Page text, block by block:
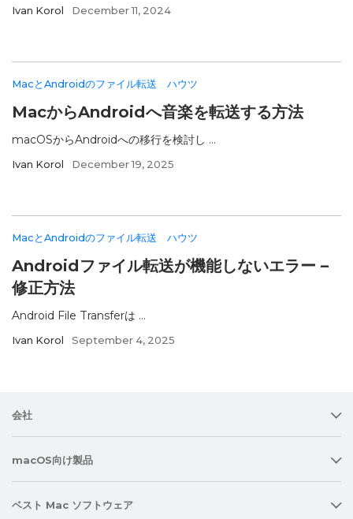
Ivan Korol December 11, 2024
MacとAndroidのファイル転送 ハウツ
MacからAndroidへ音楽を転送する方法
macOSからAndroidへの移行を検討し ...
Ivan Korol December 19, 2025
MacとAndroidのファイル転送 ハウツ
Androidファイル転送が機能しないエラー –
修正方法
Android File Transferは ...
Ivan Korol September 4, 2025
会社
macOS向け製品
ベスト Mac ソフトウェア